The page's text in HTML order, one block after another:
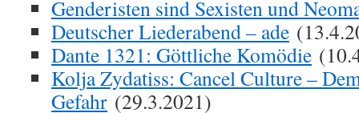
Genderisten sind Sexisten und
Deutscher Liederabend – ade
Dante 1321: Göttliche Komödie
Kolja Zydatiss: Cancel Culture –
Gefahr (29.3.2021)